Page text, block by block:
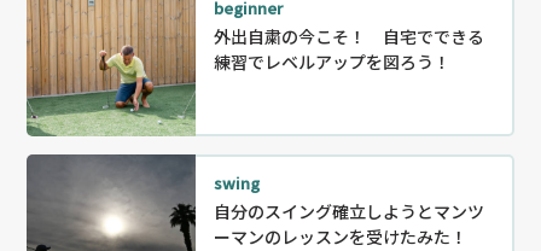
beginner
外出自粛の今こそ！ 自宅でできる
練習でレベルアップを図ろう！
swing
自分のスイング確立しようとマンツ
ーマンのレッスンを受けたみた！